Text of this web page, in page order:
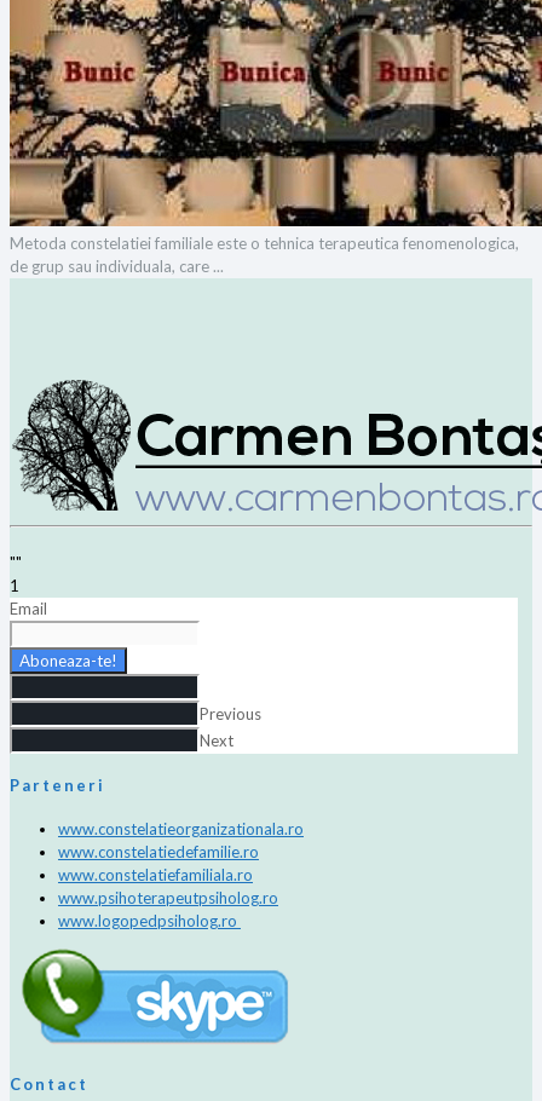
Metoda constelatiei familiale este o tehnica terapeutica fenomenologica,
de grup sau individuala, care ...
""
1
Email
Aboneaza-te!
Previous
Next
Parteneri
www.constelatieorganizationala.ro
www.constelatiedefamilie.ro
www.constelatiefamiliala.ro
www.psihoterapeutpsiholog.ro
www.logopedpsiholog.ro
Contact